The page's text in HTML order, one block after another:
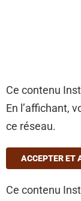
Ce contenu
En l’affichant,
ce réseau.
ACCEPTER ET
Ce contenu